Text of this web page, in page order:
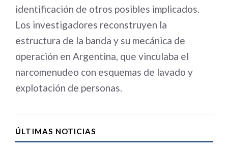
identificación de otros posibles implicados.
Los investigadores reconstruyen la
estructura de la banda y su mecánica de
operación en Argentina, que vinculaba el
narcomenudeo con esquemas de lavado y
explotación de personas.
ÚLTIMAS NOTICIAS